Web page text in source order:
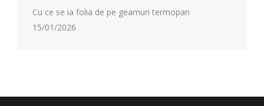
Cu ce se ia folia de pe geamuri termopan
15/01/2026